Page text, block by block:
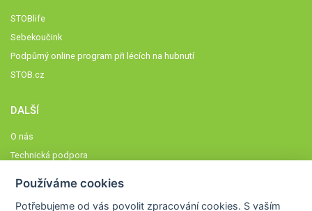
STOBlife
Sebekoučink
Podpůrný online program při lécích na hubnutí
STOB.cz
DALŠÍ
O nás
Technická podpora
Používáme cookies
Potřebujeme od vás povolit zpracování cookies. S vaším